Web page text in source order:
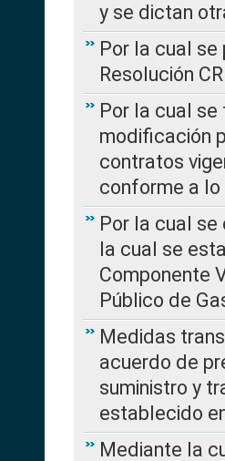
y se dictan
Por la cual
Resolución
Por la cual
modificación
contratos
conforme a lo
Por la cual se
la cual se
Componente
Público de
Medidas
acuerdo de
suministro y
establecido
Mediante la